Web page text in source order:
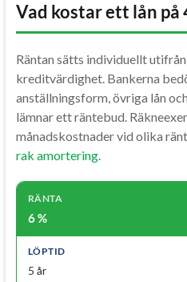
Vad kostar ett lån på
Räntan sätts individuellt
kreditvärdighet. Bankerna
anställningsform, övriga lån
lämnar ett räntebud.
månadskostnader vid olika
rak amortering.
6 %
5 år